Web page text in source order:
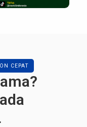
CEPAT